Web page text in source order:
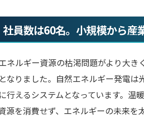
員数は60名。小規模から産
ネルギー資源の枯渇問題がより大き
なりました。自然エネルギー発電
行えるシステムとなっています。温
源を消費せず、エネルギーの未来を